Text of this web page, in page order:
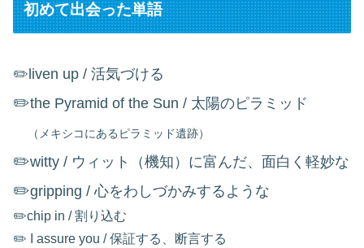
初めて出会った単語
✏️liven up / 活気づける
✏️the Pyramid of the Sun / 太陽のピラミッド
（メキシコにあるピラミッド遺跡）
✏️witty / ウィット（機知）に富んだ、面白く軽妙な
✏️gripping / 心をわしづかみするような
✏️chip in / 割り込む
✏️ I assure you / 保証する、断言する